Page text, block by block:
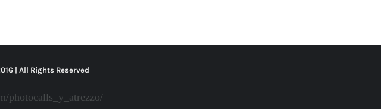
| All Rights Reserved